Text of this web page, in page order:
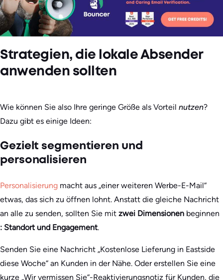
Strategien, die lokale Absender
anwenden sollten
Wie können Sie also Ihre geringe Größe als Vorteil nutzen?
Dazu gibt es einige Ideen:
Gezielt segmentieren und
personalisieren
Personalisierung macht aus „einer weiteren Werbe-E-Mail“
etwas, das sich zu öffnen lohnt. Anstatt die gleiche Nachricht
an alle zu senden, sollten Sie mit zwei Dimensionen beginnen
: Standort und Engagement.
Senden Sie eine Nachricht „Kostenlose Lieferung in Eastside
diese Woche“ an Kunden in der Nähe. Oder erstellen Sie eine
kurze „Wir vermissen Sie“-Reaktivierungsnotiz für Kunden, die